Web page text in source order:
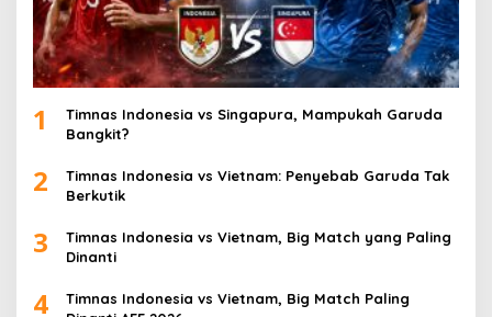
1
Timnas Indonesia vs Singapura, Mampukah Garuda
Bangkit?
2
Timnas Indonesia vs Vietnam: Penyebab Garuda Tak
Berkutik
3
Timnas Indonesia vs Vietnam, Big Match yang Paling
Dinanti
4
Timnas Indonesia vs Vietnam, Big Match Paling